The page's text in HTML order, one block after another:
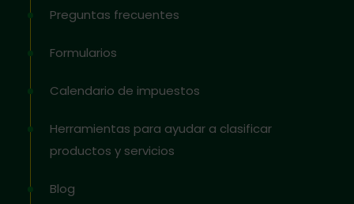
Preguntas frecuentes
Formularios
Calendario de impuestos
Herramientas para ayudar a clasificar
productos y servicios
Blog